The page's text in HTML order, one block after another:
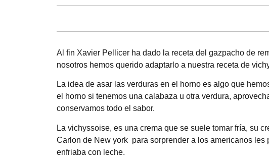
Al fin Xavier Pellicer ha dado la receta del gazpacho de
nosotros hemos querido adaptarlo a nuestra receta de
La idea de asar las verduras en el horno es algo que
el horno si tenemos una calabaza u otra verdura,
conservamos todo el sabor.
La vichyssoise, es una crema que se suele tomar fría, su
Carlon de New york para sorprender a los americanos
enfriaba con leche.